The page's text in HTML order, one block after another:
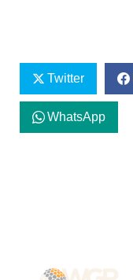
Twitter
WhatsApp